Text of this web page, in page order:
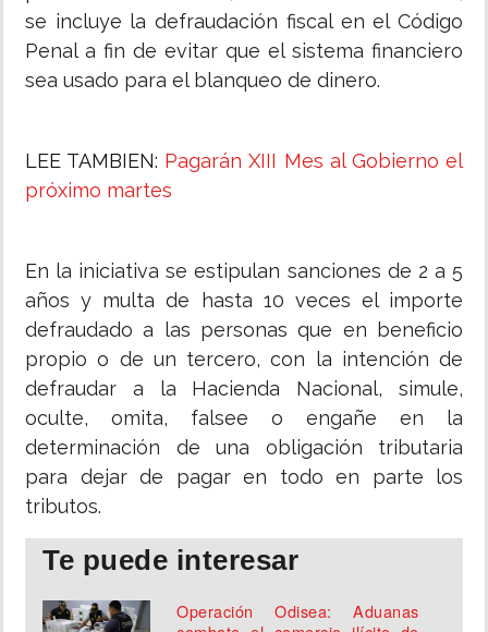
se incluye la defraudación fiscal en el Código
Penal a fin de evitar que el sistema financiero
sea usado para el blanqueo de dinero.
LEE TAMBIEN: Pagarán XIII Mes al Gobierno el
próximo martes
En la iniciativa se estipulan sanciones de 2 a 5
años y multa de hasta 10 veces el importe
defraudado a las personas que en beneficio
propio o de un tercero, con la intención de
defraudar a la Hacienda Nacional, simule,
oculte, omita, falsee o engañe en la
determinación de una obligación tributaria
para dejar de pagar en todo en parte los
tributos.
Te puede interesar
Operación Odisea: Aduanas